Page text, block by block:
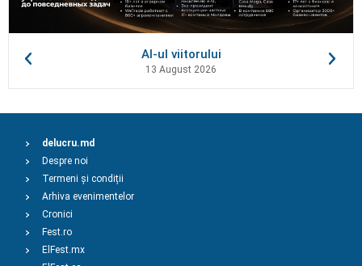
AI-ul viitorului
13 August 2026
delucru.md
Despre noi
Termeni și condiții
Arhiva evenimentelor
Cronici
Fest.ro
ElFest.mx